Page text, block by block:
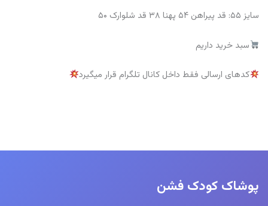
سایز ۵۵: قد پیراهن ۵۴ پهنا ۳۸ قد شلوارک ۵۰
سبد خرید داریم
کدهای ارسالی فقط داخل کانال تلگرام قرار میگیرد
پوشاک کودک فشن